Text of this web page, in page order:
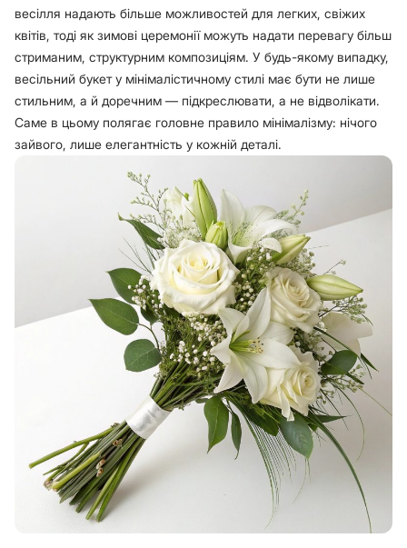
весілля надають більше можливостей для легких, свіжих
квітів, тоді як зимові церемонії можуть надати перевагу більш
стриманим, структурним композиціям. У будь-якому випадку,
весільний букет у мінімалістичному стилі має бути не лише
стильним, а й доречним — підкреслювати, а не відволікати.
Саме в цьому полягає головне правило мінімалізму: нічого
зайвого, лише елегантність у кожній деталі.